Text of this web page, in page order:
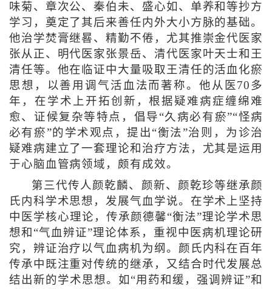
味菊、章次公、秦伯未、盛心如、单养和等抄方
学习，奠定了其后来善任内外大小方脉的基础。
他治学焚膏继晷、精勤不倦，尤其推崇金代医家
张从正、明代医家张景岳、清代医家叶天士和王
清任等。他在临证中大量吸取王清任的活血化瘀
思想，以善用调气活血法而著称。他从医70多
年，在学术上开拓创新，根据疑难病症缠绵难
愈、证候复杂等特点，倡导“久病必有瘀”“怪病
必有瘀”的学术观点，提出“衡法”治则，为诊治
疑难病建立了一套理论和治疗方法，尤其是运用
于心脑血管病领域，颇有成效。
第三代传人颜乾麟、颜新、颜乾珍等继承颜
氏内科学术思想，发展气血学说。在学术上坚持
中医学核心理论，传承颜德馨“衡法”理论学术思
想和“气血辨证”理论体系，重视中医病机理论研
究，辨证治疗以气血病机为纲。颜氏内科在百年
传承中既注重对传统的继承，又结合时代发展总
结出新的学术思想。如“用药和缓，强调辨证”和